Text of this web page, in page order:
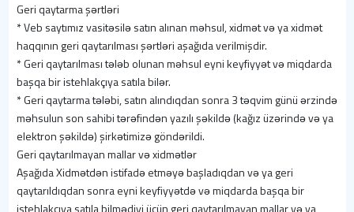
Geri qaytarma şərtləri
* Veb saytımız vasitəsilə satın alınan məhsul, xidmət və ya xidmət
haqqının geri qaytarılması şərtləri aşağıda verilmişdir.
* Geri qaytarılması tələb olunan məhsul eyni keyfiyyət və miqdarda
başqa bir istehlakçıya satıla bilər.
* Geri qaytarma tələbi, satın alındıqdan sonra 3 təqvim günü ərzində
məhsulun son sahibi tərəfindən yazılı şəkildə (kağız üzərində və ya
elektron şəkildə) şirkətimizə göndərildi.
Geri qaytarılmayan mallar və xidmətlər
Aşağıda Xidmətdən istifadə etməyə başladıqdan və ya geri
qaytarıldıqdan sonra eyni keyfiyyətdə və miqdarda başqa bir
istehlakçıya satıla bilmədiyi üçün geri qaytarılmayan mallar və ya